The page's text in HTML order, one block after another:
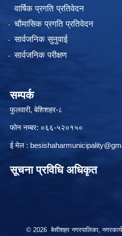
वार्षिक प्रगति प्रतिवेदन
चौमासिक प्रगति प्रतिवेदन
सार्वजनिक सुनुवाई
सार्वजनिक परीक्षण
सम्पर्क
फुलवारी, बेशिशहर-८
फोन नम्बर: ०६६-५२०१५०
ई मेल :
सूचना प्रविधि अधिकृत
© 2026 बेसीशहर नगरपालिका,